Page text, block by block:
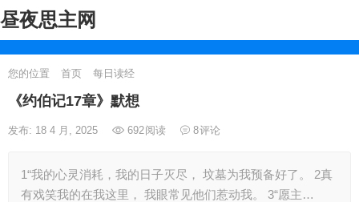
昼夜思主网
您的位置 首页 每日读经
《约伯记17章》默想
发布: 18 4 月, 2025 692阅读 8评论
1“我的心灵消耗，我的日子灭尽， 坟墓为我预备好了。 2真
有戏笑我的在我这里， 我眼常见他们惹动我。 3“愿主…